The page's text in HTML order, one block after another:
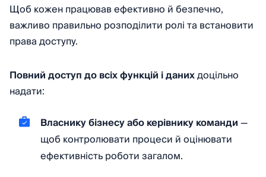
Щоб кожен працював ефективно й безпечно,
важливо правильно розподілити ролі та встановити
права доступу.
Повний доступ до всіх функцій і данихдоцільно
надати:
Власнику бізнесу або керівнику команди—
щоб контролювати процеси й оцінювати
ефективність роботи загалом.